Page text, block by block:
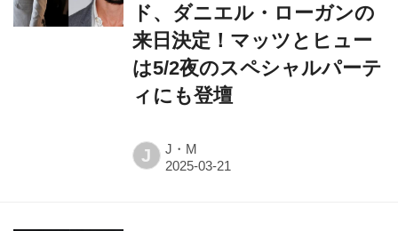
ド、ダニエル・ローガンの
来日決定！マッツとヒュー
は5/2夜のスペシャルパーテ
ィにも登壇
J J・M